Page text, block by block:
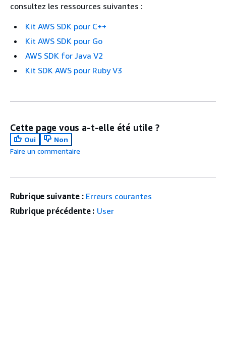
consultez les ressources suivantes :
Kit AWS SDK pour C++
Kit AWS SDK pour Go
AWS SDK for Java V2
Kit SDK AWS pour Ruby V3
Cette page vous a-t-elle été utile ?
Oui
Non
Faire un commentaire
Rubrique suivante : Erreurs courantes
Rubrique précédente : User